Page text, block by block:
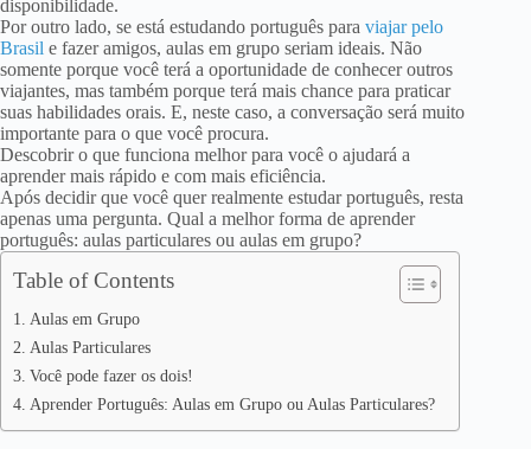
disponibilidade.
Por outro lado, se está estudando português para viajar pelo
Brasil e fazer amigos, aulas em grupo seriam ideais. Não
somente porque você terá a oportunidade de conhecer outros
viajantes, mas também porque terá mais chance para praticar
suas habilidades orais. E, neste caso, a conversação será muito
importante para o que você procura.
Descobrir o que funciona melhor para você o ajudará a
aprender mais rápido e com mais eficiência.
Após decidir que você quer realmente estudar português, resta
apenas uma pergunta. Qual a melhor forma de aprender
português: aulas particulares ou aulas em grupo?
Table of Contents
Aulas em Grupo
Aulas Particulares
Você pode fazer os dois!
Aprender Português: Aulas em Grupo ou Aulas Particulares?